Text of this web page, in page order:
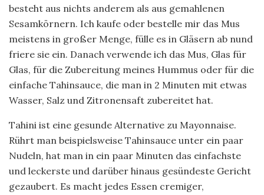
besteht aus nichts anderem als aus gemahlenen
Sesamkörnern. Ich kaufe oder bestelle mir das Mus
meistens in großer Menge, fülle es in Gläsern ab nund
friere sie ein. Danach verwende ich das Mus, Glas für
Glas, für die Zubereitung meines Hummus oder für die
einfache Tahinsauce, die man in 2 Minuten mit etwas
Wasser, Salz und Zitronensaft zubereitet hat.
Tahini ist eine gesunde Alternative zu Mayonnaise.
Rührt man beispielsweise Tahinsauce unter ein paar
Nudeln, hat man in ein paar Minuten das einfachste
und leckerste und darüber hinaus gesündeste Gericht
gezaubert. Es macht jedes Essen cremiger,